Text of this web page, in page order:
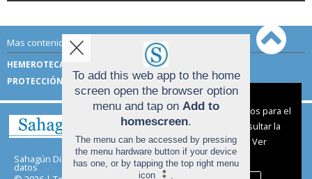
Mas contenido de Sahagún Digital:
HEMEROTECA
TÉRMINOS DE USO
PROTECCIÓN DE DATOS
Sahagún Digital | Términos de uso|Protección de
datos
To add this web app to the home
screen open the browser option
menu and tap on Add to
homescreen.
The menu can be accessed by pressing
the menu hardware button if your device
has one, or by tapping the top right menu
icon
.
Aviso sobre el Uso de cookies:
Utilizamos cookies nuestras y de terceros para el
funcionamiento del digital. Puedes consultar la
lista de cookies y como desconectarlas.
Ver
nuestra Política de Privacidad y Cookies